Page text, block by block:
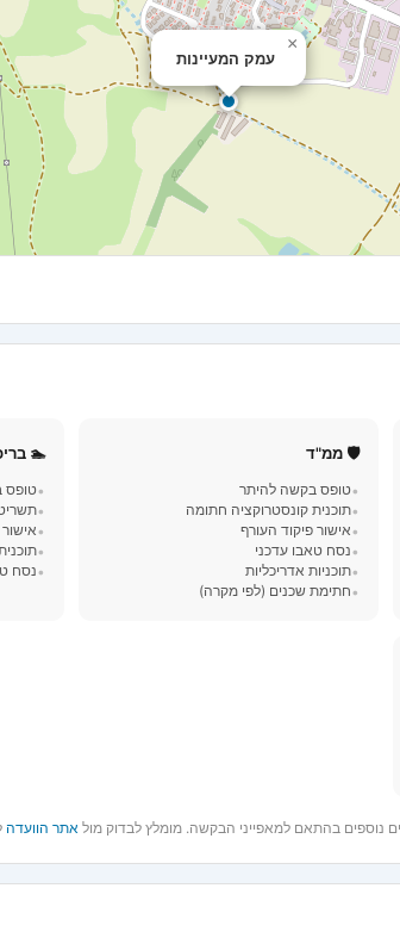
עמק המעיינות
×
🛡 ממ"ד
טופס בקשה להיתר
תוכנית קונסטרוקציה חתומה
אישור פיקוד העורף
נסח טאבו עדכני
תוכניות אדריכליות
חתימת שכנים (לפי מקרה)
🏊
טופס
נסח
אתר הוועדה